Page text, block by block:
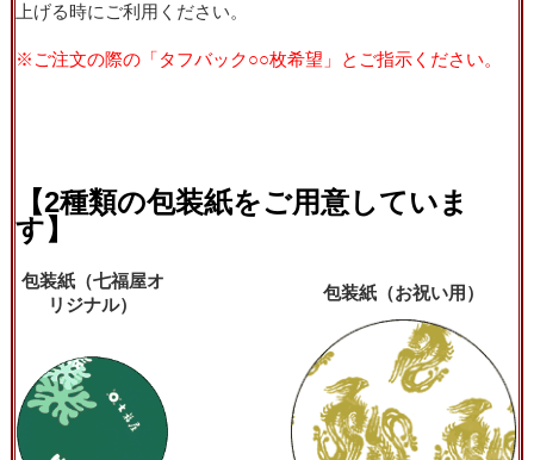
上げる時にご利用ください。
※ご注文の際の「タフバック○○枚希望」とご指示ください。
【2種類の包装紙をご用意していま
す】
包装紙（七福屋オ
リジナル）
包装紙（お祝い用）